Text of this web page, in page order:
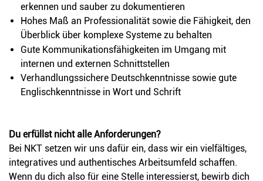
erkennen und sauber zu dokumentieren
Hohes Maß an Professionalität sowie die Fähigkeit, den
Überblick über komplexe Systeme zu behalten
Gute Kommunikationsfähigkeiten im Umgang mit
internen und externen Schnittstellen
Verhandlungssichere Deutschkenntnisse sowie gute
Englischkenntnisse in Wort und Schrift
Du erfüllst nicht alle Anforderungen?
Bei NKT setzen wir uns dafür ein, dass wir ein vielfältiges,
integratives und authentisches Arbeitsumfeld schaffen.
Wenn du dich also für eine Stelle interessierst, bewirb dich